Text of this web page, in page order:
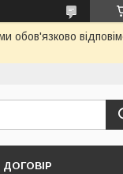
обов'язково